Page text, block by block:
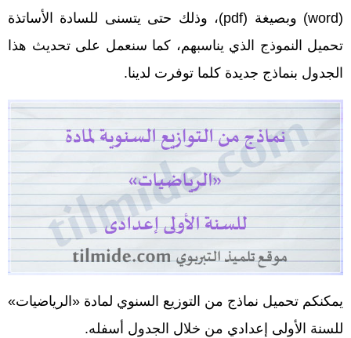
(word) وبصيغة (pdf)، وذلك حتى يتسنى للسادة الأساتذة
تحميل النموذج الذي يناسبهم، كما سنعمل على تحديث هذا
الجدول بنماذج جديدة كلما توفرت لدينا.
يمكنكم تحميل نماذج من التوزيع السنوي لمادة «الرياضيات»
للسنة الأولى إعدادي من خلال الجدول أسفله.